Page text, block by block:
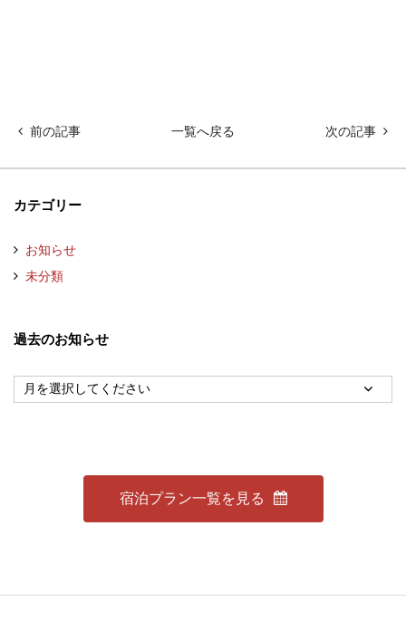
前の記事 一覧へ戻る 次の記事
カテゴリー
お知らせ
未分類
過去のお知らせ
宿泊プラン一覧を見る